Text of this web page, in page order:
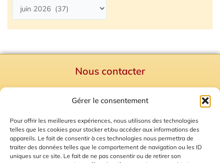
Gérer le consentement
Pour offrir les meilleures expériences, nous utilisons des technologies
telles que les cookies pour stocker et/ou accéder aux informations des
appareils. Le fait de consentir à ces technologies nous permettra de
traiter des données telles que le comportement de navigation ou les ID
uniques sur ce site. Le fait de ne pas consentir ou de retirer son
Nous contacter
Mentions Légales
Plan du site
Gestion des Cookies